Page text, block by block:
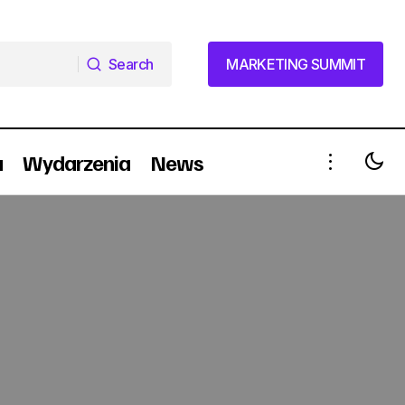
Search
MARKETING SUMMIT
MARKETING SUMMIT
Wydarzenia News